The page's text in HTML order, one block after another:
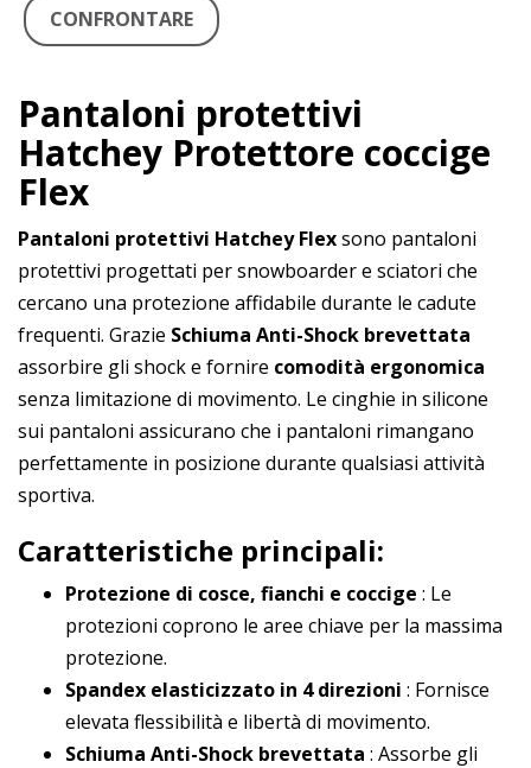
CONFRONTARE
Pantaloni protettivi
Hatchey Protettore coccige
Flex
Pantaloni protettivi Hatchey Flexsono pantaloni
protettivi progettati per snowboarder e sciatori che
cercano una protezione affidabile durante le cadute
frequenti. Grazie Schiuma Anti-Shock brevettata
assorbire gli shock e fornire comodità ergonomica
senza limitazione di movimento. Le cinghie in silicone
sui pantaloni assicurano che i pantaloni rimangano
perfettamente in posizione durante qualsiasi attività
sportiva.
Caratteristiche principali:
Protezione di cosce, fianchi e coccige : Le
protezioni coprono le aree chiave per la massima
protezione.
Spandex elasticizzato in 4 direzioni : Fornisce
elevata flessibilità e libertà di movimento.
Schiuma Anti-Shock brevettata : Assorbe gli